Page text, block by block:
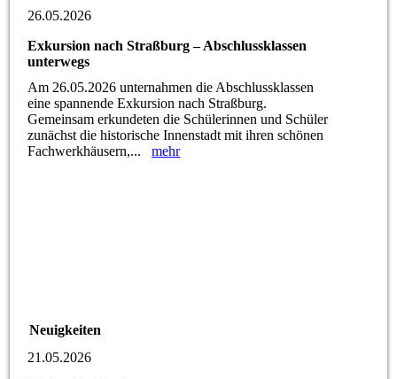
26.05.2026
Exkursion nach Straßburg – Abschlussklassen
unterwegs
Am 26.05.2026 unternahmen die Abschlussklassen
eine spannende Exkursion nach Straßburg.
Gemeinsam erkundeten die Schülerinnen und Schüler
zunächst die historische Innenstadt mit ihren schönen
Fachwerkhäusern,...mehr
Neuigkeiten
21.05.2026